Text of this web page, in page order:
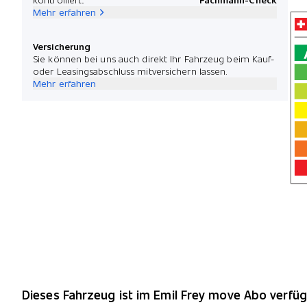
Mehr erfahren
Versicherung
Sie können bei uns auch direkt Ihr Fahrzeug beim Kauf-
oder Leasingsabschluss mitversichern lassen.
Mehr erfahren
Dieses Fahrzeug ist im Emil Frey move Abo